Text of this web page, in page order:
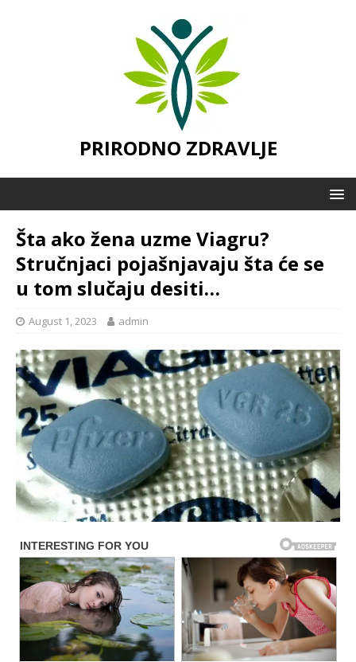
PRIRODNO ZDRAVLJE
Šta ako žena uzme Viagru?
Stručnjaci pojašnjavaju šta će se
u tom slučaju desiti…
August 1, 2023 admin